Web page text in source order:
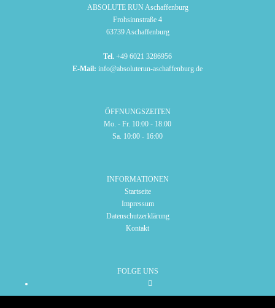
ABSOLUTE RUN Aschaffenburg
Frohsinnstraße 4
63739 Aschaffenburg
Tel. +49 6021 3286956
E-Mail: info@absoluterun-aschaffenburg.de
ÖFFNUNGSZEITEN
Mo. - Fr. 10:00 - 18:00
Sa. 10:00 - 16:00
INFORMATIONEN
Startseite
Impressum
Datenschutzerklärung
Kontakt
FOLGE UNS